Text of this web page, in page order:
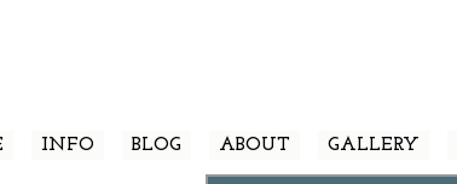
INFO BLOG ABOUT GALLERY